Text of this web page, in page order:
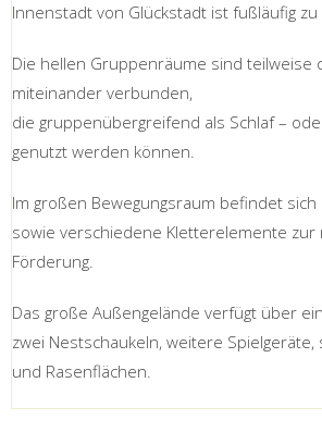
Innenstadt von Glückstadt ist fußläufig
Die hellen Gruppenräume sind teilweise
miteinander verbunden,
die gruppenübergreifend als Schlaf –
genutzt werden können.
Im großen Bewegungsraum befindet sich
sowie verschiedene Kletterelemente zur
Förderung.
Das große Außengelände verfügt über
zwei Nestschaukeln, weitere Spielgeräte,
und Rasenflächen.